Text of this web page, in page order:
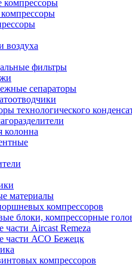
компрессоры
воздуха
фильтры
сепараторы
технологического
колонна
материалы
компрессоров
блоки, компрессорные
части Aircast Remeza
части АСО Бежецк
компрессоров